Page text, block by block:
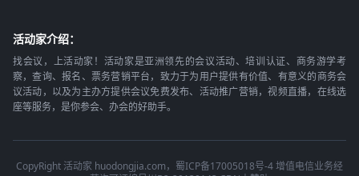
活动家介绍：
找会议，上活动家！活动家是亚洲领先的会议活动、培训认证、商务游学考
察，查询、报名、票务营销平台，致力于为用户提供有价值、有意义的商务会
议活动，以及为主办方提供会议免费发布、活动推广营销，视频直播，在线选
座等服务，是你参会、办会的好助手。
CopyRight 活动家 huodongjia.com，蜀ICP备17005018号-4 增值电信业务经